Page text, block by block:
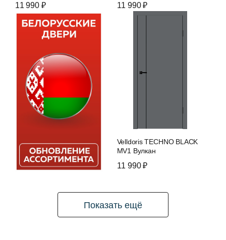
11 990 ₽ 11 990 ₽
Velldoris TECHNO BLACK
MV1 Вулкан
11 990 ₽
Показать ещё